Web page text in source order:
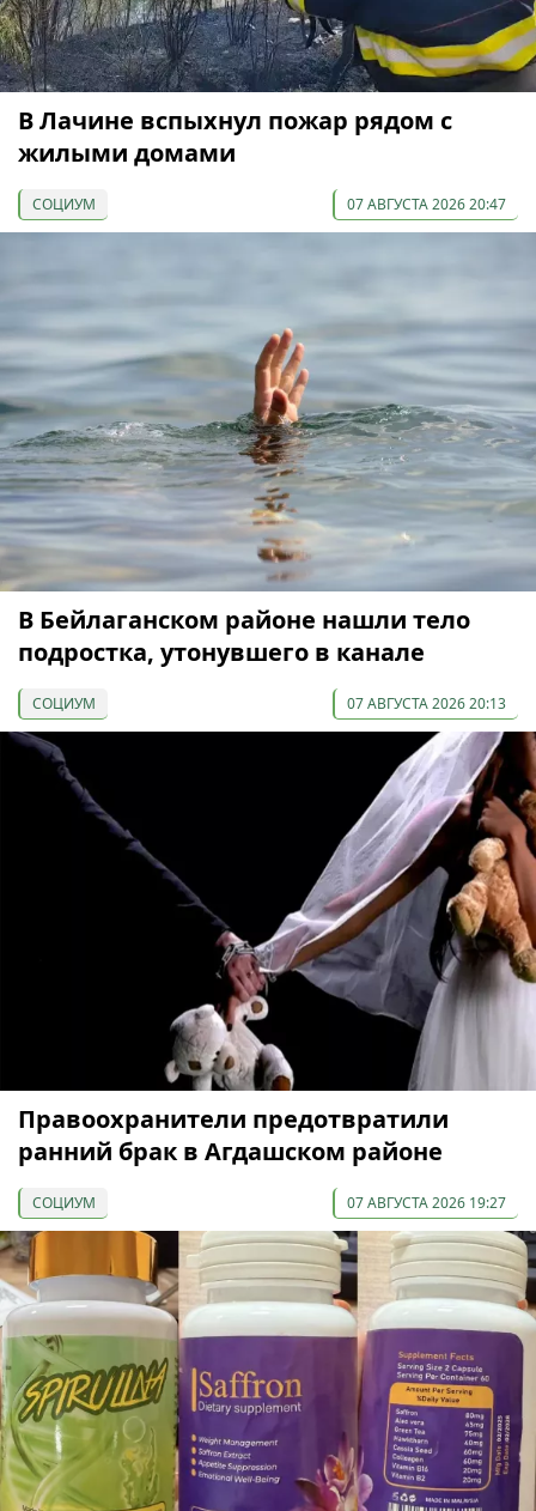
В Лачине вспыхнул пожар рядом с
жилыми домами
СОЦИУМ 07 АВГУСТА 2026 20:47
В Бейлаганском районе нашли тело
подростка, утонувшего в канале
СОЦИУМ 07 АВГУСТА 2026 20:13
Правоохранители предотвратили
ранний брак в Агдашском районе
СОЦИУМ 07 АВГУСТА 2026 19:27